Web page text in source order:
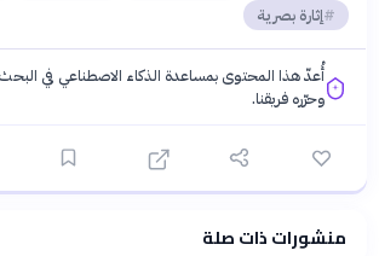
إثارة بصرية
أُعدّ هذا المحتوى بمساعدة الذكاء الاصطناعي في
وحرّره فريقنا.
فلسفتنا المعرفية· سياسة الذكاء الاصطناعيمنشورات ذات صلة